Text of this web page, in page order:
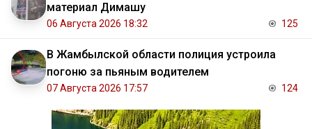
материал Димашу
06 Августа 2026 18:32 125
В Жамбылской области полиция устроила
погоню за пьяным водителем
07 Августа 2026 17:57 124